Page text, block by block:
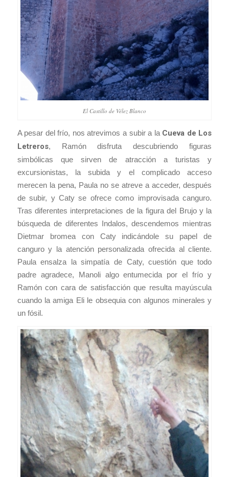
El Castillo de Vélez Blanco
A pesar del frío, nos atrevimos a subir a la Cueva de Los
Letreros, Ramón disfruta descubriendo figuras
simbólicas que sirven de atracción a turistas y
excursionistas, la subida y el complicado acceso
merecen la pena, Paula no se atreve a acceder, después
de subir, y Caty se ofrece como improvisada canguro.
Tras diferentes interpretaciones de la figura del Brujo y la
búsqueda de diferentes Indalos, descendemos mientras
Dietmar bromea con Caty indicándole su papel de
canguro y la atención personalizada ofrecida al cliente.
Paula ensalza la simpatía de Caty, cuestión que todo
padre agradece, Manoli algo entumecida por el frío y
Ramón con cara de satisfacción que resulta mayúscula
cuando la amiga Eli le obsequia con algunos minerales y
un fósil.